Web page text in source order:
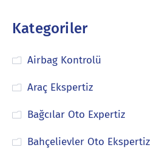
Kategoriler
Airbag Kontrolü
Araç Ekspertiz
Bağcılar Oto Expertiz
Bahçelievler Oto Ekspertiz